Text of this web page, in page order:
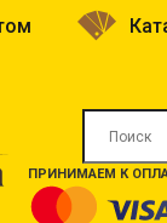
ПРИНИМАЕМ К